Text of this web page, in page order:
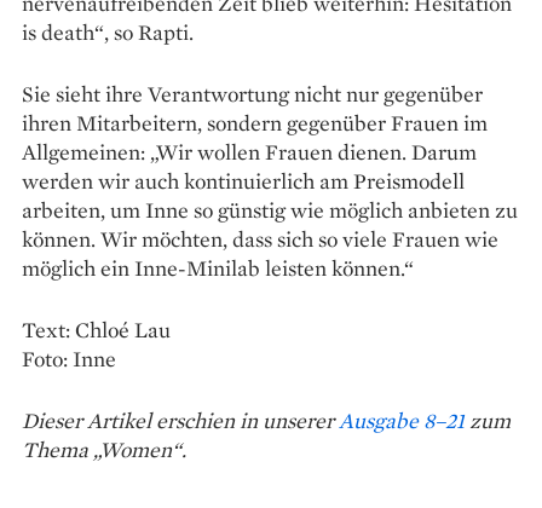
is death“, so Rapti.
Sie sieht ihre Verantwortung nicht nur gegenüber
ihren Mitarbeitern, sondern gegenüber Frauen im
Allgemeinen: „Wir wollen Frauen dienen. Darum
werden wir auch kontinuierlich am Preismodell
arbeiten, um Inne so günstig wie möglich anbieten zu
können. Wir möchten, dass sich so viele Frauen wie
möglich ein Inne-Minilab leisten können.“
Text: Chloé Lau
Foto: Inne
Dieser Artikel erschien in unsererAusgabe 8–21zum
Thema „Women“.